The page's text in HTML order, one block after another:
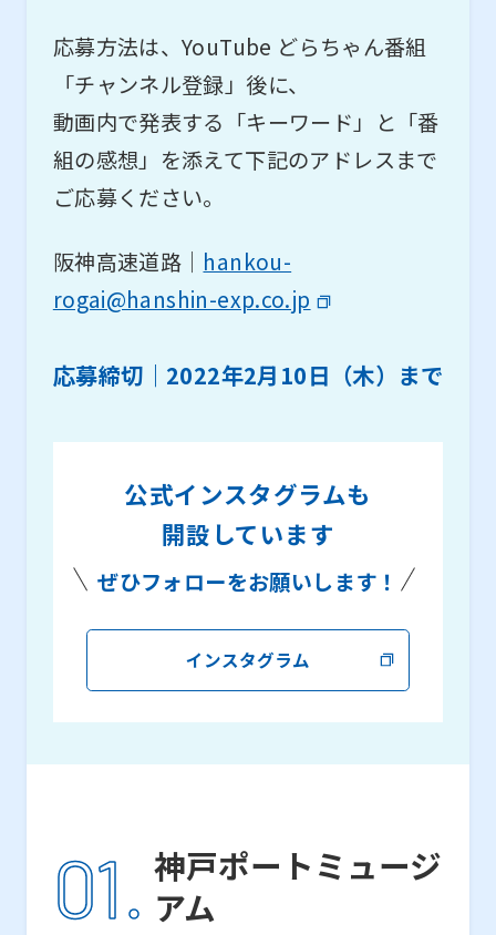
応募方法は、YouTube どらちゃん番組
「チャンネル登録」後に、
動画内で発表する「キーワード」と「番
組の感想」を添えて下記のアドレスまで
ご応募ください。
阪神高速道路｜ hankou-
rogai@hanshin-exp.co.jp
応募締切｜2022年2月10日（木）まで
公式インスタグラムも
開設しています
ぜひフォローをお願いします！
インスタグラム
01. 神戸ポートミュージ
アム